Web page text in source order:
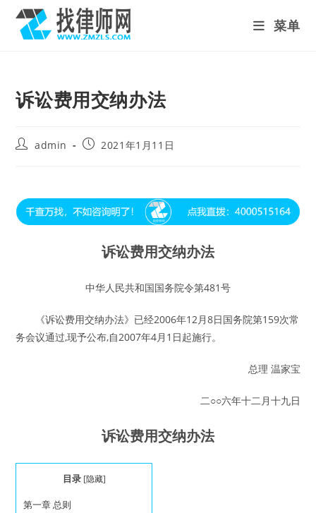
content
菜单
诉讼费用交纳办法
Postadmin
Post2021年1月11日
诉讼费用交纳办法
中华人民共和国国务院令第481号
《诉讼费用交纳办法》已经2006年12月8日国务院第159次常
务会议通过,现予公布,自2007年4月1日起施行。
总理 温家宝
二○○六年十二月十九日
诉讼费用交纳办法
目录 [隐藏]
第一章 总则